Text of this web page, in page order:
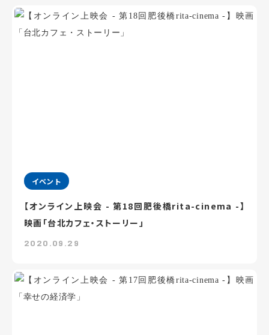
イベント
【オンライン上映会 - 第18回肥後橋rita-cinema -】
映画「台北カフェ・ストーリー」
2020.09.29